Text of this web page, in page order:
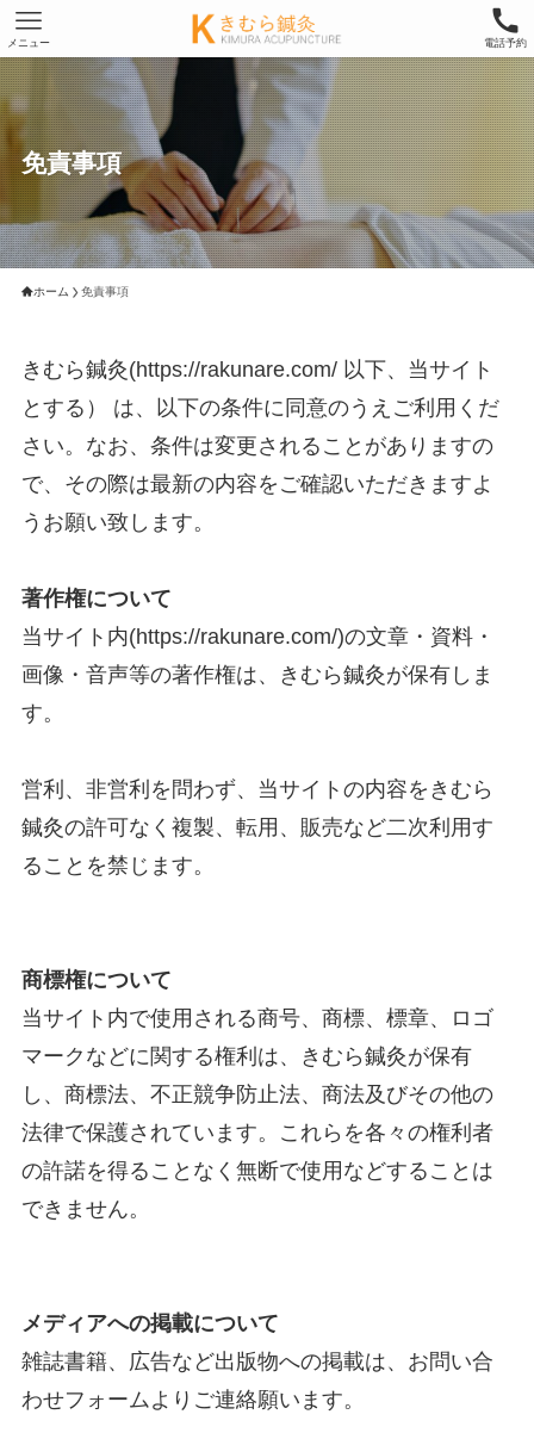
電話予約
メニュー
免責事項
ホーム 免責事項
きむら鍼灸(https://rakunare.com/ 以下、当サイト
とする） は、以下の条件に同意のうえご利用くだ
さい。なお、条件は変更されることがありますの
で、その際は最新の内容をご確認いただきますよ
うお願い致します。
著作権について
当サイト内(https://rakunare.com/)の文章・資料・
画像・音声等の著作権は、きむら鍼灸が保有しま
す。
営利、非営利を問わず、当サイトの内容をきむら
鍼灸の許可なく複製、転用、販売など二次利用す
ることを禁じます。
商標権について
当サイト内で使用される商号、商標、標章、ロゴ
マークなどに関する権利は、きむら鍼灸が保有
し、商標法、不正競争防止法、商法及びその他の
法律で保護されています。これらを各々の権利者
の許諾を得ることなく無断で使用などすることは
できません。
メディアへの掲載について
雑誌書籍、広告など出版物への掲載は、お問い合
わせフォームよりご連絡願います。